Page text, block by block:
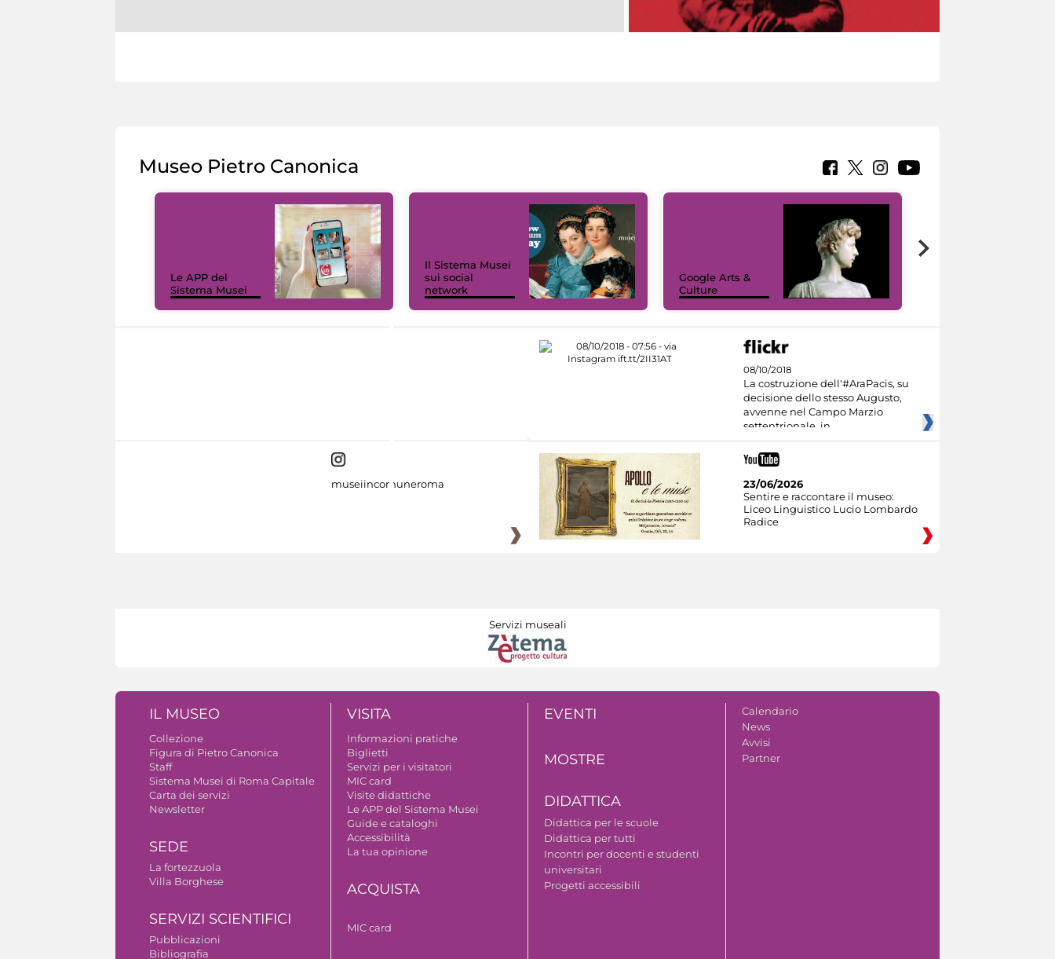
Museo Pietro Canonica
Le APP del
Sistema Musei
Il Sistema Musei
sui social
network
Google Arts &
Culture
08/10/2018
La costruzione dell'#AraPacis, su
decisione dello stesso Augusto,
avvenne nel Campo Marzio
settentrionale, in
museiincomuneroma
23/06/2026
Sentire e raccontare il museo:
Liceo Linguistico Lucio Lombardo
Radice
Servizi museali
IL MUSEO
Collezione
Figura di Pietro Canonica
Staff
Sistema Musei di Roma Capitale
Carta dei servizi
Newsletter
SEDE
La fortezzuola
Villa Borghese
SERVIZI SCIENTIFICI
Pubblicazioni
Bibliografia
VISITA
Informazioni pratiche
Biglietti
Servizi per i visitatori
MIC card
Visite didattiche
Le APP del Sistema Musei
Guide e cataloghi
Accessibilità
La tua opinione
ACQUISTA
MIC card
EVENTI
MOSTRE
DIDATTICA
Didattica per le scuole
Didattica per tutti
Incontri per docenti e studenti
universitari
Progetti accessibili
Calendario
News
Avvisi
Partner